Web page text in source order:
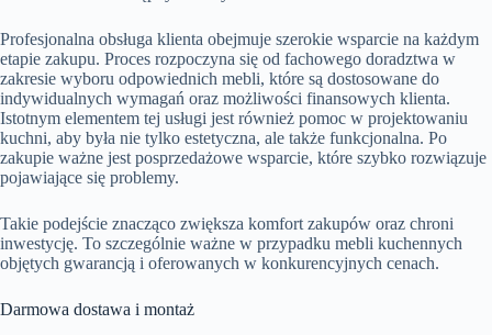
Profesjonalna obsługa klienta obejmuje szerokie wsparcie na każdym
etapie zakupu. Proces rozpoczyna się od fachowego doradztwa w
zakresie wyboru odpowiednich mebli, które są dostosowane do
indywidualnych wymagań oraz możliwości finansowych klienta.
Istotnym elementem tej usługi jest również pomoc w projektowaniu
kuchni, aby była nie tylko estetyczna, ale także funkcjonalna. Po
zakupie ważne jest posprzedażowe wsparcie, które szybko rozwiązuje
pojawiające się problemy.
Takie podejście znacząco zwiększa komfort zakupów oraz chroni
inwestycję. To szczególnie ważne w przypadku mebli kuchennych
objętych gwarancją i oferowanych w konkurencyjnych cenach.
Darmowa dostawa i montaż